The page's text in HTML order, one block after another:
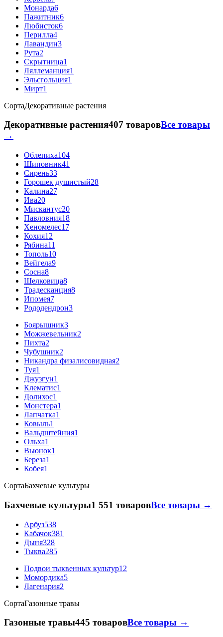
Монарда6
Пажитник6
Любисток6
Перилла4
Лавандин3
Рута2
Скрытница1
Ляллеманция1
Эльсгольция1
Мирт1
СортаДекоративные растения
Декоративные растения407 товаровВсе товары
→
Облепиха104
Шиповник41
Сирень33
Горошек душистый28
Калина27
Ива20
Мискантус20
Павловния18
Хеномелес17
Кохия12
Рябина11
Тополь10
Вейгела9
Сосна8
Шелковица8
Традесканция8
Ипомея7
Рододендрон3
Боярышник3
Можжевельник2
Пихта2
Чубушник2
Никандра физалисовидная2
Туя1
Джузгун1
Клематис1
Долихос1
Монстера1
Лапчатка1
Ковыль1
Вальдштейния1
Ольха1
Вьюнок1
Береза1
Кобея1
СортаБахчевые культуры
Бахчевые культуры1 551 товаровВсе товары →
Арбуз538
Кабачок381
Дыня328
Тыква285
Подвои тыквенных культур12
Момордика5
Лагенария2
СортаГазонные травы
Газонные травы445 товаровВсе товары →